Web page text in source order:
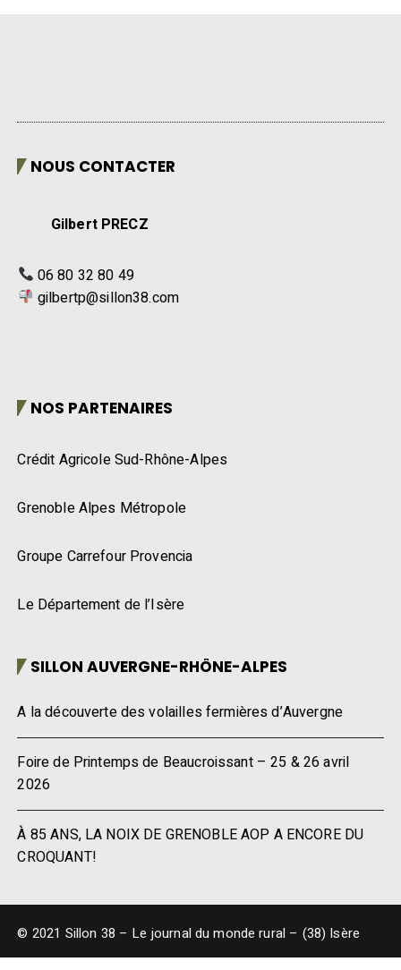
NOUS CONTACTER
Gilbert PRECZ
06 80 32 80 49
gilbertp@sillon38.com
NOS PARTENAIRES
Crédit Agricole Sud-Rhône-Alpes
Grenoble Alpes Métropole
Groupe Carrefour Provencia
Le Département de l’Isère
SILLON AUVERGNE-RHÔNE-ALPES
A la découverte des volailles fermières d’Auvergne
Foire de Printemps de Beaucroissant – 25 & 26 avril
2026
À 85 ANS, LA NOIX DE GRENOBLE AOP A ENCORE DU
CROQUANT!
© 2021 Sillon 38 – Le journal du monde rural – (38) Isère